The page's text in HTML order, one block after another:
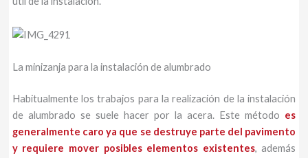
La minizanja para la instalación de alumbrado
Habitualmente los trabajos para la realización de la instalación
de alumbrado se suele hacer por la acera. Este método es
generalmente caro ya que se destruye parte del pavimento
y requiere mover posibles elementos existentes, además